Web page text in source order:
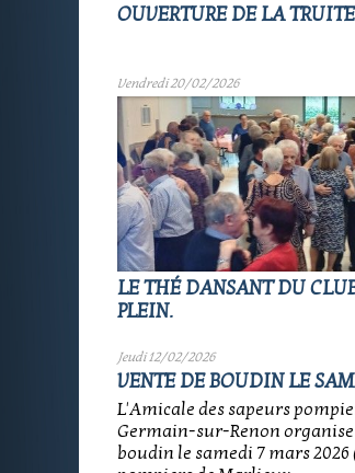
OUVERTURE DE LA
Vendredi 20/02/2026
LE THÉ DANSANT DU
PLEIN.
Jeudi 12/02/2026
VENTE DE BOUDIN LE
L'Amicale des sapeurs
Germain-sur-Renon
boudin le samedi 7 mars 2026